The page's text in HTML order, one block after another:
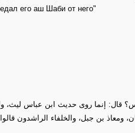
его аш Шаби от него"
قال: إنما روى حديث ابن عباس ليث،
ومعاذ بن جبل، والخلفاء الراشدون